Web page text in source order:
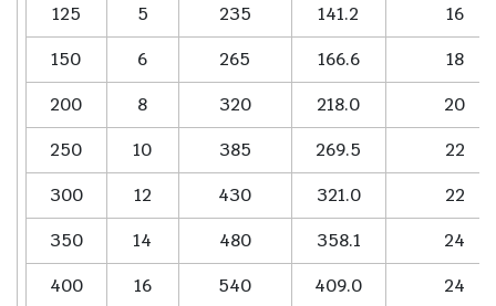
125
5 235 141.2
16
150
6 265 166.6
18
200
8 320 218.0
20
250
10 385 269.5
22
300
12 430 321.0
22
350
14 480 358.1
24
400
16 540 409.0
24